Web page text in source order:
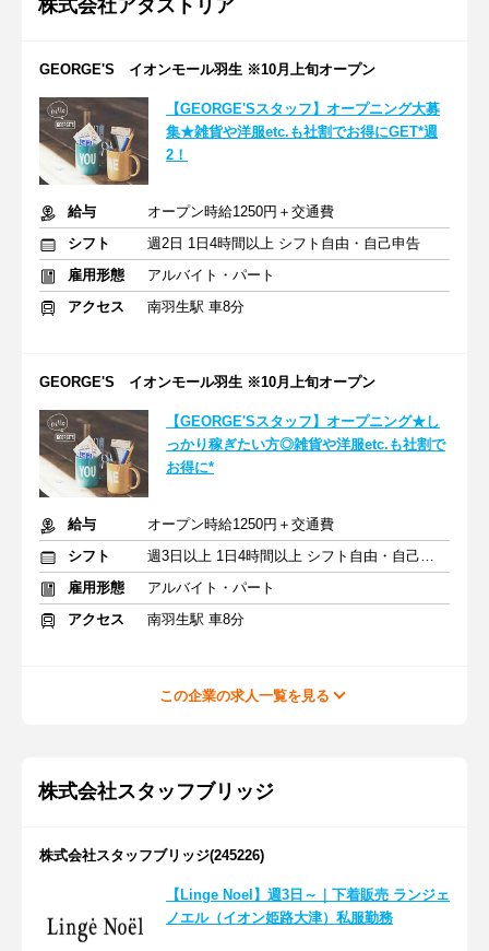
株式会社アダストリア
GEORGE'S イオンモール羽生 ※10月上旬オープン
【GEORGE'Sスタッフ】オープニング大募
集★雑貨や洋服etc.も社割でお得にGET*週
2！
給与
オープン時給1250円＋交通費
シフト
週2日 1日4時間以上 シフト自由・自己申告
雇用形態
アルバイト・パート
アクセス
南羽生駅 車8分
GEORGE'S イオンモール羽生 ※10月上旬オープン
【GEORGE'Sスタッフ】オープニング★し
っかり稼ぎたい方◎雑貨や洋服etc.も社割で
お得に*
給与
オープン時給1250円＋交通費
シフト
週3日以上 1日4時間以上 シフト自由・自己申告
雇用形態
アルバイト・パート
アクセス
南羽生駅 車8分
この企業の求人一覧を見る
株式会社スタッフブリッジ
株式会社スタッフブリッジ(245226)
【Linge Noel】週3日～｜下着販売 ランジェ
ノエル（イオン姫路大津）私服勤務